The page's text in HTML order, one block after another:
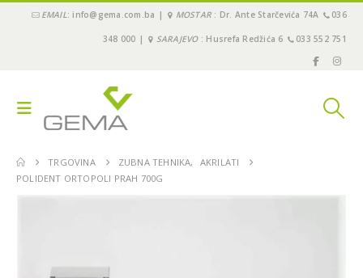
EMAIL: info@gema.com.ba | MOSTAR : Dr. Ante Starčevića 74A 036
348 000 | SARAJEVO: Husrefa Redžića 6 033 552 751
TRGOVINA ZUBNA TEHNIKA,
AKRILATI
POLIDENT ORTOPOLI PRAH 700G